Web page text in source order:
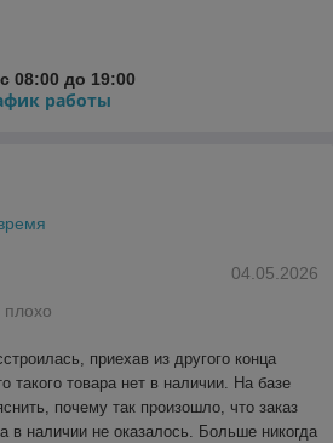
08:00 до 19:00
работы
04.05.2026
приехав из другого конца
такого товара нет в наличии. На базе
почему так произошло, что заказ
в наличии не оказалось. Больше никогда